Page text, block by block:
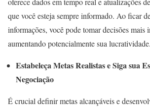
que você esteja sempre informado. Ao ficar
informações, você pode tomar decisões mais
aumentando potencialmente sua lucratividade.
Estabeleça Metas Realistas e Siga sua
Negociação
É crucial definir metas alcançáveis e